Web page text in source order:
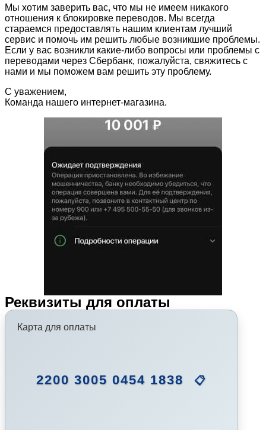
Мы хотим заверить вас, что мы не имеем никакого
отношения к блокировке переводов. Мы всегда
стараемся предоставлять нашим клиентам лучший
сервис и помочь им решить любые возникшие проблемы.
Если у вас возникли какие-либо вопросы или проблемы с
переводами через Сбербанк, пожалуйста, свяжитесь с
нами и мы поможем вам решить эту проблему.
С уважением,
Команда нашего интернет-магазина.
Реквизиты для оплаты
Карта для оплаты
2200 3005 0454 1838 📋